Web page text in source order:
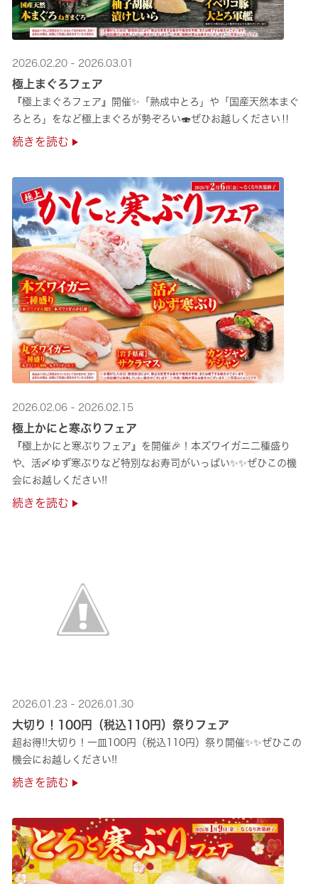
2026.02.20 - 2026.03.01
極上まぐろフェア
『極上まぐろフェア』開催✨「熟成中とろ」や「国産天然本まぐ
ろとろ」をなど極上まぐろが勢ぞろい🍣ぜひお越しください‼
続きを読む
2026.02.06 - 2026.02.15
極上かにと寒ぶりフェア
『極上かにと寒ぶりフェア』を開催🎉！本ズワイガニ二種盛り
や、活〆ゆず寒ぶりなど特別なお寿司がいっぱい✨✨ぜひこの機
会にお越しください!!
続きを読む
2026.01.23 - 2026.01.30
大切り！100円（税込110円）祭りフェア
超お得!!大切り！一皿100円（税込110円）祭り開催✨✨ぜひこの
機会にお越しください!!
続きを読む